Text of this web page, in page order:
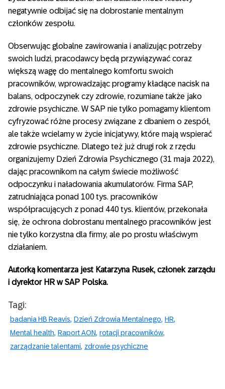
negatywnie odbijać się na dobrostanie mentalnym
członków zespołu.
Obserwując globalne zawirowania i analizując potrzeby
swoich ludzi, pracodawcy będą przywiązywać coraz
większą wagę do mentalnego komfortu swoich
pracowników, wprowadzając programy kładące nacisk na
balans, odpoczynek czy zdrowie, rozumiane także jako
zdrowie psychiczne. W SAP nie tylko pomagamy klientom
cyfryzować różne procesy związane z dbaniem o zespół,
ale także wcielamy w życie inicjatywy, które mają wspierać
zdrowie psychiczne. Dlatego też już drugi rok z rzędu
organizujemy Dzień Zdrowia Psychicznego (31 maja 2022),
dając pracownikom na całym świecie możliwość
odpoczynku i naładowania akumulatorów. Firma SAP,
zatrudniająca ponad 100 tys. pracowników
współpracujących z ponad 440 tys. klientów, przekonała
się, że ochrona dobrostanu mentalnego pracowników jest
nie tylko korzystna dla firmy, ale po prostu właściwym
działaniem.
Autorką komentarza jest Katarzyna Rusek, członek zarządu
i dyrektor HR w SAP Polska.
Tagi:
badania HB Reavis Dzień Zdrowia Mentalnego HR
Mental health Raport AON rotacji pracowników
zarządzanie talentami zdrowie psychiczne